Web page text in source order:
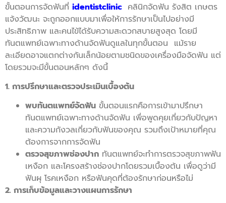
ขั้นตอนการจัดฟันที่ identistclinic คลินิกจัดฟัน รังสิต เกษตร
แจ้งวัฒนะ จะถูกออกแบบมาเพื่อให้การรักษาเป็นไปอย่างมี
ประสิทธิภาพ และคนไข้ได้รับความสะดวกสบายสูงสุด โดยมี
ทันตแพทย์เฉพาะทางด้านจัดฟันดูแลในทุกขั้นตอน แม้ราย
ละเอียดอาจแตกต่างกันเล็กน้อยตามชนิดของเครื่องมือจัดฟัน แต่
โดยรวมจะมีขั้นตอนหลักๆ ดังนี้
1. การปรึกษาและตรวจประเมินเบื้องต้น
พบทันตแพทย์จัดฟัน ขั้นตอนแรกคือการเข้ามาปรึกษา
ทันตแพทย์เฉพาะทางด้านจัดฟัน เพื่อพูดคุยเกี่ยวกับปัญหา
และความกังวลเกี่ยวกับฟันของคุณ รวมถึงเป้าหมายที่คุณ
ต้องการจากการจัดฟัน
ตรวจสุขภาพช่องปาก ทันตแพทย์จะทำการตรวจสุขภาพฟัน
เหงือก และโครงสร้างช่องปากโดยรวมเบื้องต้น เพื่อดูว่ามี
ฟันผุ โรคเหงือก หรือฟันคุดที่ต้องรักษาก่อนหรือไม่
2. การเก็บข้อมูลและวางแผนการรักษา